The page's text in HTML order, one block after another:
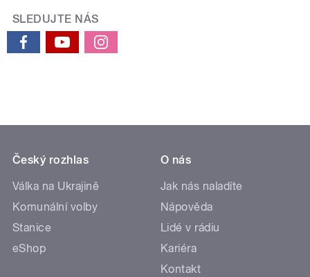
SLEDUJTE NÁS
Český rozhlas
Válka na Ukrajině
Komunální volby
Stanice
eShop
O nás
Jak nás naladíte
Nápověda
Lidé v rádiu
Kariéra
Kontakt